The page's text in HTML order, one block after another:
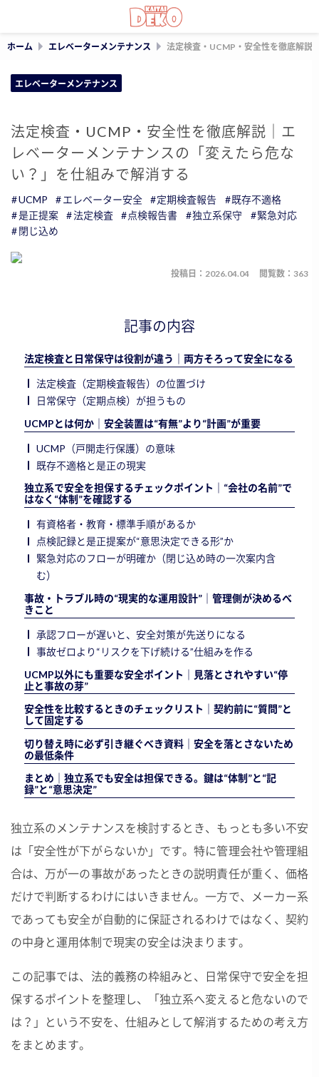
ホーム エレベーターメンテナンス 法定検査・UCMP・安全性を徹底解説
エレベーターメンテナンス
法定検査・UCMP・安全性を徹底解説｜エ
レベーターメンテナンスの「変えたら危な
い？」を仕組みで解消する
UCMP エレベーター安全 定期検査報告
既存不適格
是正提案
法定検査 点検報告書 独立系保守
緊急対応
閉じ込め
投稿日：2026.04.04 閲覧数：363
記事の内容
法定検査と日常保守は役割が違う｜両方そろって安全になる
法定検査（定期検査報告）の位置づけ
日常保守（定期点検）が担うもの
UCMPとは何か｜安全装置は“有無”より“計画”が重要
UCMP（戸開走行保護）の意味
既存不適格と是正の現実
独立系で安全を担保するチェックポイント｜“会社の名前”で
はなく“体制”を確認する
有資格者・教育・標準手順があるか
点検記録と是正提案が“意思決定できる形”か
緊急対応のフローが明確か（閉じ込め時の一次案内含
む）
事故・トラブル時の“現実的な運用設計”｜管理側が決めるべ
きこと
承認フローが遅いと、安全対策が先送りになる
事故ゼロより“リスクを下げ続ける”仕組みを作る
UCMP以外にも重要な安全ポイント｜見落とされやすい“停
止と事故の芽”
安全性を比較するときのチェックリスト｜契約前に“質問”と
して固定する
切り替え時に必ず引き継ぐべき資料｜安全を落とさないため
の最低条件
まとめ｜独立系でも安全は担保できる。鍵は“体制”と“記
録”と“意思決定”
独立系のメンテナンスを検討するとき、もっとも多い不安
は「安全性が下がらないか」です。特に管理会社や管理組
合は、万が一の事故があったときの説明責任が重く、価格
だけで判断するわけにはいきません。一方で、メーカー系
であっても安全が自動的に保証されるわけではなく、契約
の中身と運用体制で現実の安全は決まります。
この記事では、法的義務の枠組みと、日常保守で安全を担
保するポイントを整理し、「独立系へ変えると危ないので
は？」という不安を、仕組みとして解消するための考え方
をまとめます。